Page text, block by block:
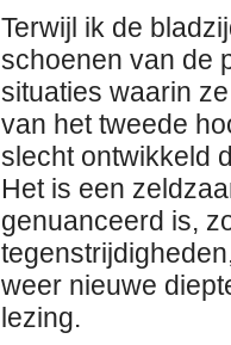
Terwijl ik de
schoenen van de
situaties waarin
van het tweede
slecht ontwikkeld
Het is een
genuanceerd is,
weer nieuwe
lezing.